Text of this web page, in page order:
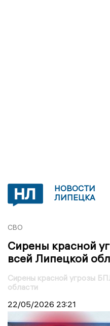
НОВОСТИ
ЛИПЕЦКА
СВО
Сирены красной
всей Липецкой
Сирены красной угрозы
области
22/05/2026 23:21